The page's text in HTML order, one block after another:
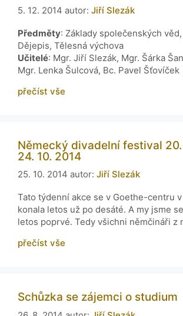
5. 12. 2014 autor: Jiří Slezák
Předměty: Základy společenských
Dějepis, Tělesná výchova
Učitelé: Mgr. Jiří Slezák, Mgr. Šárka
Mgr. Lenka Šulcová, Bc. Pavel Šťovíček
přečíst vše
Německý divadelní festival 20.
24. 10. 2014
25. 10. 2014 autor: Jiří Slezák
Tato týdenní akce se v Goethe-centru
konala letos už po desáté. A my jsme
letos poprvé. Tedy všichni němčináři z
přečíst vše
Schůzka se zájemci o studium